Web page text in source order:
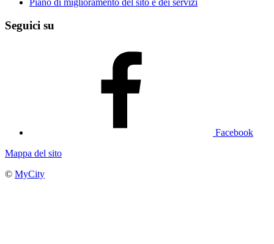
Seguici su
Facebook
Mappa del sito
© MyCity